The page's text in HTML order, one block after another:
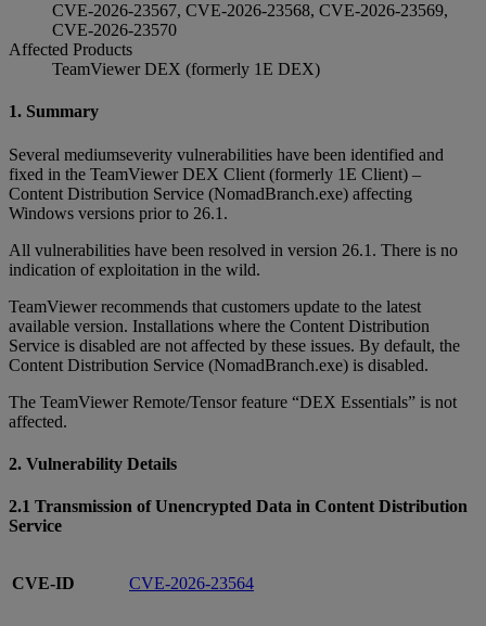
CVE-2026-23567, CVE-2026-23568, CVE-2026-23569,
CVE-2026-23570
Affected Products
TeamViewer DEX (formerly 1E DEX)
1. Summary
Several mediumseverity vulnerabilities have been identified and
fixed in the TeamViewer DEX Client (formerly 1E Client) –
Content Distribution Service (NomadBranch.exe) affecting
Windows versions prior to 26.1.
All vulnerabilities have been resolved in version 26.1. There is no
indication of exploitation in the wild.
TeamViewer recommends that customers update to the latest
available version. Installations where the Content Distribution
Service is disabled are not affected by these issues. By default, the
Content Distribution Service (NomadBranch.exe) is disabled.
The TeamViewer Remote/Tensor feature “DEX Essentials” is not
affected.
2. Vulnerability Details
2.1 Transmission of Unencrypted Data in Content Distribution
Service
CVE-ID CVE-2026-23564